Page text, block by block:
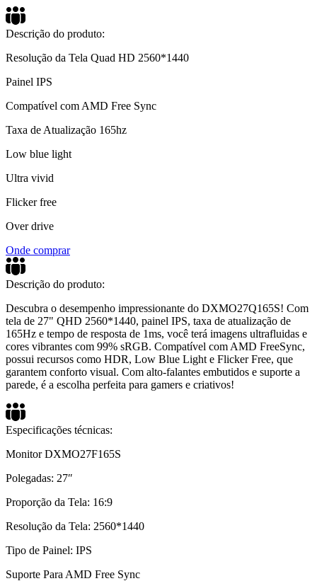
Descrição do produto:
Resolução da Tela Quad HD 2560*1440
Painel IPS
Compatível com AMD Free Sync
Taxa de Atualização 165hz
Low blue light
Ultra vivid
Flicker free
Over drive
Onde comprar
Descrição do produto:
Descubra o desempenho impressionante do DXMO27Q165S! Com
tela de 27" QHD 2560*1440, painel IPS, taxa de atualização de
165Hz e tempo de resposta de 1ms, você terá imagens ultrafluidas e
cores vibrantes com 99% sRGB. Compatível com AMD FreeSync,
possui recursos como HDR, Low Blue Light e Flicker Free, que
garantem conforto visual. Com alto-falantes embutidos e suporte a
parede, é a escolha perfeita para gamers e criativos!
Especificações técnicas:
Monitor DXMO27F165S
Polegadas: 27″
Proporção da Tela: 16:9
Resolução da Tela: 2560*1440
Tipo de Painel: IPS
Suporte Para AMD Free Sync